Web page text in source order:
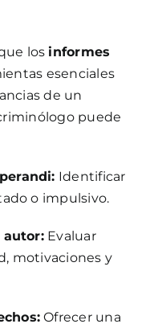
los informes
esenciales
de un
puede
Identificar
o impulsivo.
autor:Evaluar
motivaciones y
Ofrecer una